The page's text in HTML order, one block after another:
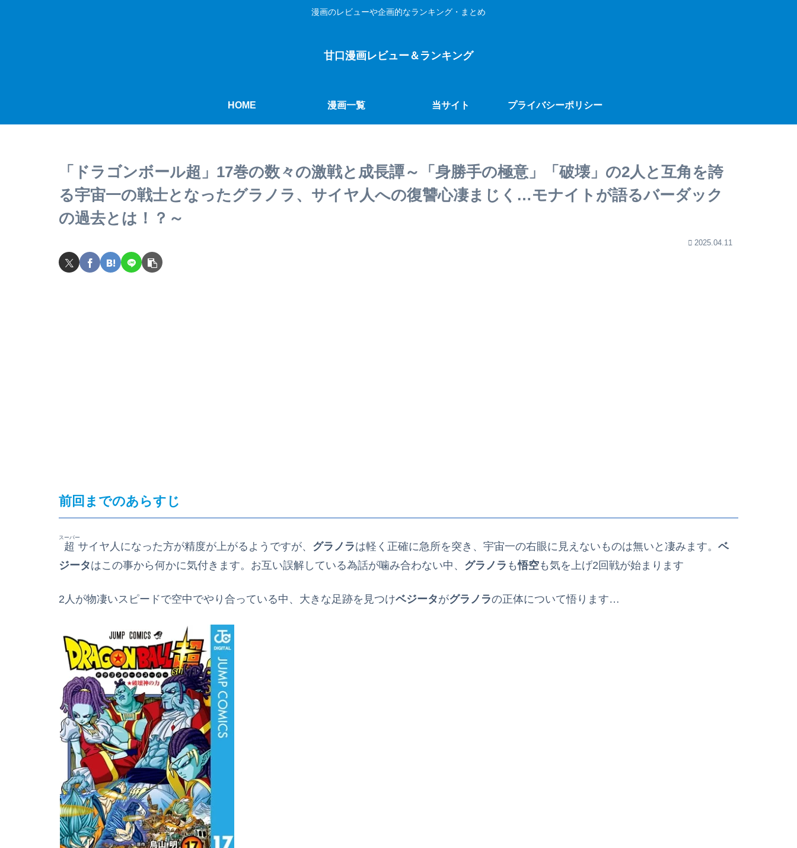
漫画のレビューや企画的なランキング・まとめ
甘口漫画レビュー＆ランキング
HOME 漫画一覧 当サイト プライバシーポリシー
「ドラゴンボール超」17巻の数々の激戦と成長譚～「身勝手の極意」「破壊」の2人と互角を誇
る宇宙一の戦士となったグラノラ、サイヤ人への復讐心凄まじく…モナイトが語るバーダック
の過去とは！？～
2025.04.11
前回までのあらすじ
超
スーパー
サイヤ人になった方が精度が上がるようですが、 グラノラは軽く正確に急所を突き、宇宙一の右眼に見えないものは無いと凄みます。 ベ
ジータはこの事から何かに気付きます。お互い誤解している為話が噛み合わない中、 グラノラ も悟空も気を上げ2回戦が始まります
2人が物凄いスピードで空中でやり合っている中、大きな足跡を見つけベジータがグラノラの正体について悟ります…